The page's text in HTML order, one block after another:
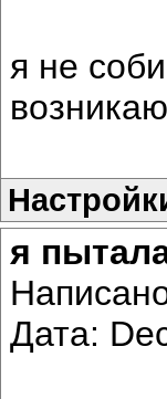
я не
я
Дата: